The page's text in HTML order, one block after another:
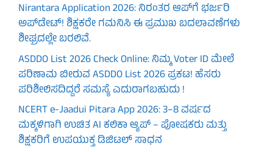
Nirantara Application 2026: ನಿರಂತರ ಆಪ್‌ಗೆ ಭರ್ಜರಿ
ಅಪ್‌ಡೇಟ್! ಶಿಕ್ಷಕರೇ ಗಮನಿಸಿ ಈ ಪ್ರಮುಖ ಬದಲಾವಣೆಗಳು
ಶೀಘ್ರದಲ್ಲೇ ಬರಲಿವೆ.
ASDDO List 2026 Check Online: ನಿಮ್ಮ Voter ID ಮೇಲೆ
ಪರಿಣಾಮ ಬೀರುವ ASDDO List 2026 ಪ್ರಕಟ! ಹೆಸರು
ಪರಿಶೀಲಿಸದಿದ್ದರೆ ಸಮಸ್ಯೆ ಎದುರಾಗಬಹುದು !
NCERT e-Jaadui Pitara App 2026: 3–8 ವರ್ಷದ
ಮಕ್ಕಳಿಗಾಗಿ ಉಚಿತ AI ಕಲಿಕಾ ಆ್ಯಪ್ – ಪೋಷಕರು ಮತ್ತು
ಶಿಕ್ಷಕರಿಗೆ ಉಪಯುಕ್ತ ಡಿಜಿಟಲ್ ಸಾಧನ